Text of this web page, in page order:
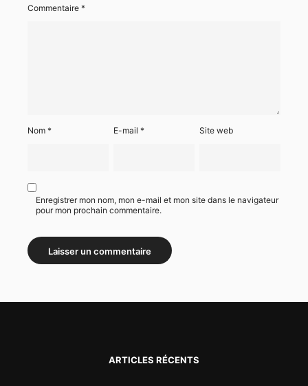
Commentaire *
Nom * E-mail* Site web
Enregistrer mon nom, mon e-mail et mon site dans le navigateur
pour mon prochain commentaire.
ARTICLES RÉCENTS